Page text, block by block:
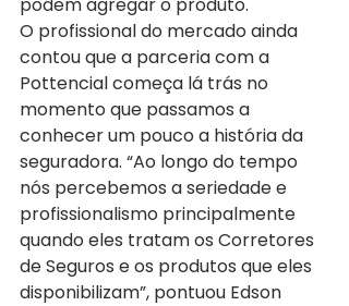
O profissional do mercado ainda
contou que a parceria com a
Pottencial começa lá trás no
momento que passamos a
conhecer um pouco a história da
seguradora. “Ao longo do tempo
nós percebemos a seriedade e
profissionalismo principalmente
quando eles tratam os Corretores
de Seguros e os produtos que eles
disponibilizam”, pontuou Edson